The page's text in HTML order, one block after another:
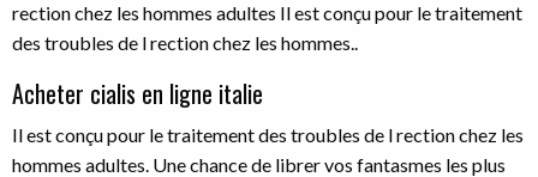
rection chez les hommes adultes Il est conçu pour le traitement
des troubles de l rection chez les hommes..
Acheter cialis en ligne italie
Il est conçu pour le traitement des troubles de l rection chez les
hommes adultes. Une chance de librer vos fantasmes les plus